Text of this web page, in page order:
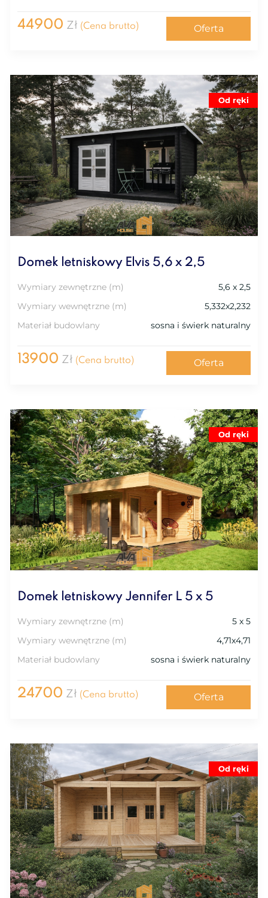
44900 Zł (Cena brutto) Oferta
Od ręki
Domek letniskowy Elvis 5,6 x 2,5
Wymiary zewnętrzne (m)
5,6 x 2,5
Wymiary wewnętrzne (m)
5,332x2,232
Materiał budowlany
sosna i świerk naturalny
13900 Zł (Cena brutto) Oferta
Od ręki
Domek letniskowy Jennifer L 5 x 5
Wymiary zewnętrzne (m)
5 x 5
Wymiary wewnętrzne (m)
4,71x4,71
Materiał budowlany
sosna i świerk naturalny
24700 Zł (Cena brutto) Oferta
Od ręki